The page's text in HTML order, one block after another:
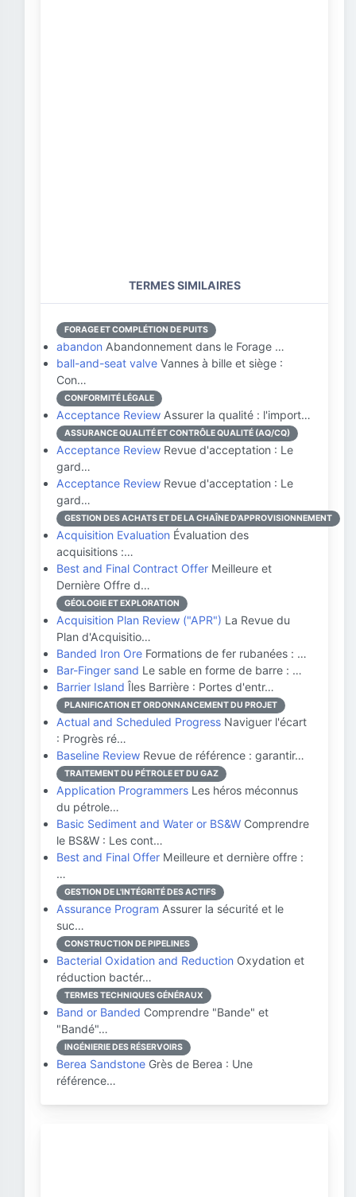
TERMES SIMILAIRES
FORAGE ET COMPLÉTION DE PUITS
abandon Abandonnement dans le Forage …
ball-and-seat valve Vannes à bille et siège :
Con…
CONFORMITÉ LÉGALE
Acceptance Review Assurer la qualité : l'import…
ASSURANCE QUALITÉ ET CONTRÔLE QUALITÉ (AQ/CQ)
Acceptance Review Revue d'acceptation : Le
gard…
Acceptance Review Revue d'acceptation : Le
gard…
GESTION DES ACHATS ET DE LA CHAÎNE D'APPROVISIONNEMENT
Acquisition Evaluation Évaluation des
acquisitions :…
Best and Final Contract Offer Meilleure et
Dernière Offre d…
GÉOLOGIE ET EXPLORATION
Acquisition Plan Review ("APR") La Revue du
Plan d'Acquisitio…
Banded Iron Ore Formations de fer rubanées : …
Bar-Finger sand Le sable en forme de barre : …
Barrier Island Îles Barrière : Portes d'entr…
PLANIFICATION ET ORDONNANCEMENT DU PROJET
Actual and Scheduled Progress Naviguer l'écart
: Progrès ré…
Baseline Review Revue de référence : garantir…
TRAITEMENT DU PÉTROLE ET DU GAZ
Application Programmers Les héros méconnus
du pétrole…
Basic Sediment and Water or BS&W Comprendre
le BS&W : Les cont…
Best and Final Offer Meilleure et dernière offre :
…
GESTION DE L'INTÉGRITÉ DES ACTIFS
Assurance Program Assurer la sécurité et le
suc…
CONSTRUCTION DE PIPELINES
Bacterial Oxidation and Reduction Oxydation et
réduction bactér…
TERMES TECHNIQUES GÉNÉRAUX
Band or Banded Comprendre "Bande" et
"Bandé"…
INGÉNIERIE DES RÉSERVOIRS
Berea Sandstone Grès de Berea : Une
référence…